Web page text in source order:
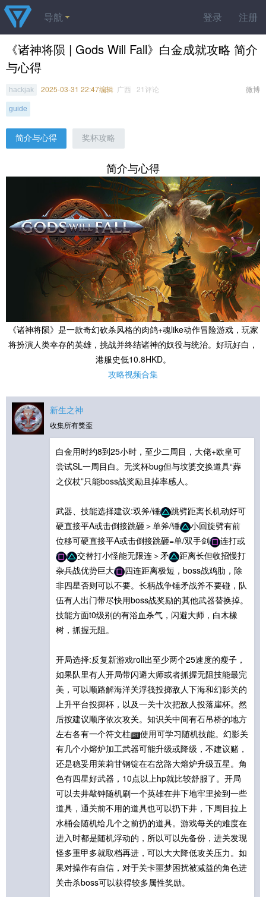
登录 注册
导航
《诸神将陨 | Gods Will Fall》白金成就攻略 简介
与心得
微博
hackjak 2025-03-31 22:47编辑 广西 21评论
guide
简介与心得 奖杯攻略
简介与心得
《诸神将陨》是一款奇幻砍杀风格的肉鸽+魂like动作冒险游戏，玩家
将扮演人类幸存的英雄，挑战并终结诸神的奴役与统治。好玩好白，
港服史低10.8HKD。
攻略视频合集
新生之神
收集所有獎盃
白金用时约8到25小时，至少二周目，大佬+欧皇可
尝试SL一周目白。无奖杯bug但与坟婆交换道具“葬
之仪杖”只能boss战奖励且掉率感人。
武器、技能选择建议:双斧/锤
跳劈距离长机动好可
硬直接平A或击倒接跳砸＞单斧/锤
小回旋劈有前
位移可硬直接平A或击倒接跳砸=单/双手剑
连打或
交替打小怪能无限连＞矛
距离长但收招慢打
杂兵战优势巨大
四连距离极短，boss战鸡肋，除
非四星否则可以不要。长柄战争锤矛战斧不要碰，队
伍有人出门带尽快用boss战奖励的其他武器替换掉。
技能方面t0级别的有浴血杀气，闪避大师，白木橡
树，抓握无阻。
开局选择:反复新游戏roll出至少两个25速度的瘦子，
如果队里有人开局带闪避大师或者抓握无阻技能最完
美，可以顺路解海洋关浮筏投掷敌人下海和幻影关的
上升平台投掷杯，以及一关十次把敌人投落崖杯。然
后按建议顺序依次攻关。知识关中间有石吊桥的地方
左右各有一个符文柱
使用可学习随机技能。幻影关
有几个小熔炉加工武器可能升级或降级，不建议赌，
还是稳妥用茉莉甘钢锭在右岔路大熔炉升级五星。角
色有四星好武器，10点以上hp就比较舒服了。开局
可以去井敲钟随机刷一个英雄在井下地牢里捡到一些
道具，通关前不用的道具也可以扔下井，下周目拉上
水桶会随机给几个之前扔的道具。游戏每关的难度在
进入时都是随机浮动的，所以可以先备份，进关发现
怪多重甲多就取档再进，可以大大降低攻关压力。如
果对操作有自信，对于关卡噩梦困扰被减益的角色进
关击杀boss可以获得较多属性奖励。